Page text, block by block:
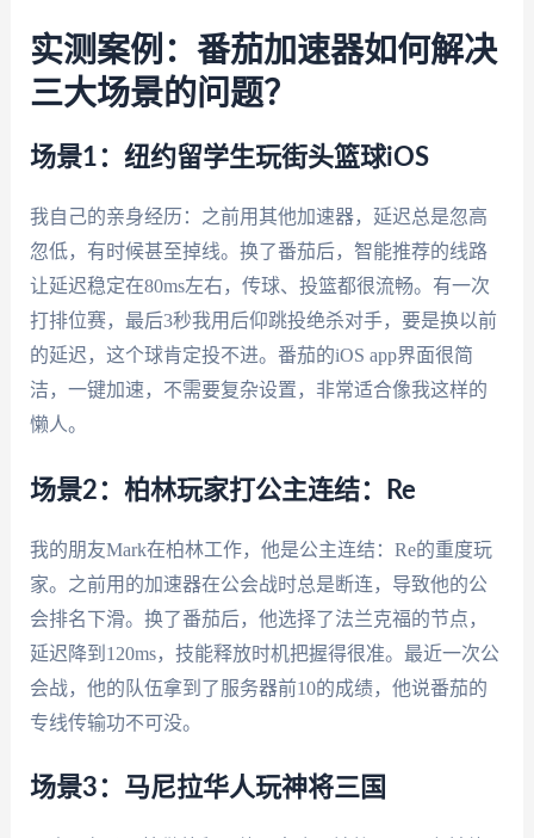
实测案例：番茄加速器如何解决
三大场景的问题？
场景1：纽约留学生玩街头篮球iOS
我自己的亲身经历：之前用其他加速器，延迟总是忽高
忽低，有时候甚至掉线。换了番茄后，智能推荐的线路
让延迟稳定在80ms左右，传球、投篮都很流畅。有一次
打排位赛，最后3秒我用后仰跳投绝杀对手，要是换以前
的延迟，这个球肯定投不进。番茄的iOS app界面很简
洁，一键加速，不需要复杂设置，非常适合像我这样的
懒人。
场景2：柏林玩家打公主连结：Re
我的朋友Mark在柏林工作，他是公主连结：Re的重度玩
家。之前用的加速器在公会战时总是断连，导致他的公
会排名下滑。换了番茄后，他选择了法兰克福的节点，
延迟降到120ms，技能释放时机把握得很准。最近一次公
会战，他的队伍拿到了服务器前10的成绩，他说番茄的
专线传输功不可没。
场景3：马尼拉华人玩神将三国